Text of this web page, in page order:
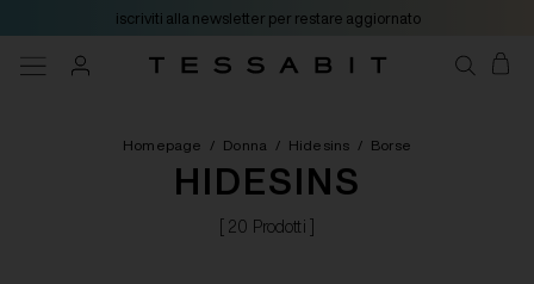
iscriviti alla newsletter per restare aggiornato
Homepage / Donna / Hidesins / Borse
HIDESINS
[ 20 Prodotti ]